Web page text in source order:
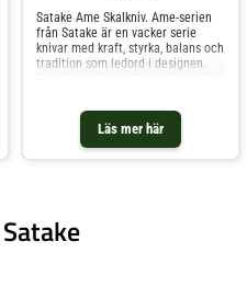
Läs mer här
Satake Ame Skalkniv. Ame-serien
från Satake är en vacker serie
knivar med kraft, styrka, balans och
tradition som ledord i designen.
Kanadalärk. Namnet Ame betyder
regn på japanska, något som
bladets design har inspirerat till.